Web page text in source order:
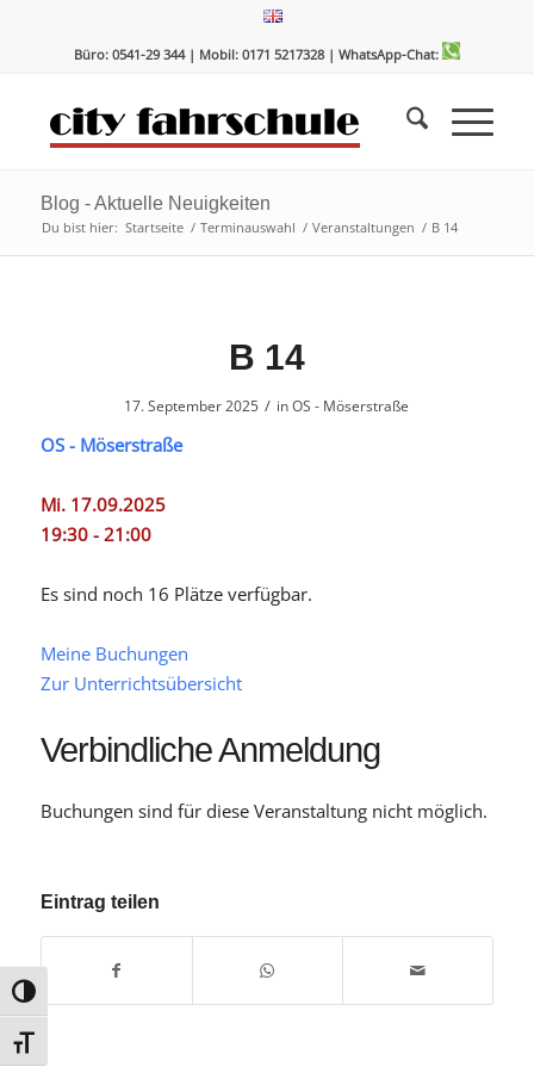
Umschalten auf hohe Kontraste
Schrift vergrößern
Büro: 0541-29 344 | Mobil: 0171 5217328 | WhatsApp-Chat:
Blog - Aktuelle Neuigkeiten
Du bist hier: Startseite / Terminauswahl / Veranstaltungen / B 14
B 14
17. September 2025 / inOS - Möserstraße
OS - Möserstraße
Mi. 17.09.2025
19:30 - 21:00
Es sind noch 16 Plätze verfügbar.
Meine Buchungen
Zur Unterrichtsübersicht
Verbindliche Anmeldung
Buchungen sind für diese Veranstaltung nicht möglich.
Eintrag teilen